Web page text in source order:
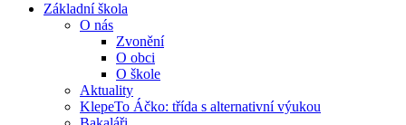
Základní škola
O nás
Zvonění
O obci
O škole
Aktuality
KlepeTo Áčko: třída s alternativní výukou